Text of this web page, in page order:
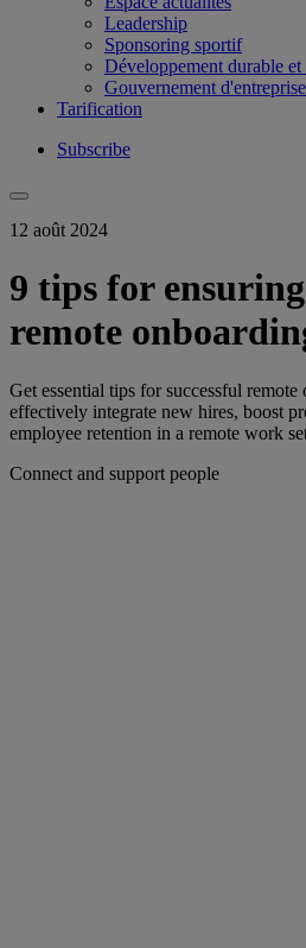
Leadership
Sponsoring sportif
Développement durable et
Gouvernement d'entreprise
Tarification
Subscribe
12 août 2024
9 tips for
remote
Get essential tips for successful
effectively integrate new hires, boost
employee retention in a remote work
Connect and support people